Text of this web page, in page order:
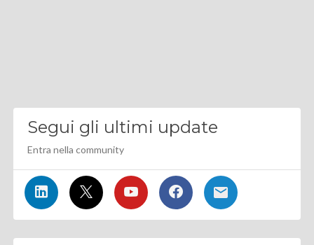
Segui gli ultimi update
Entra nella community